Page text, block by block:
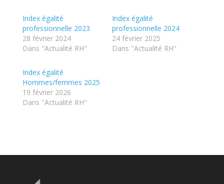
Index égalité
professionnelle 2023
28 février 2024
Dans "Actualité RH"
Index égalité
professionnelle 2024
24 février 2025
Dans "Actualité RH"
Index égalité
Hommes/femmes 2025
19 février 2026
Dans "Actualité RH"